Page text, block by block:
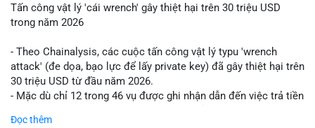
💬 DÒNG CHẢY TIN TỨC & TRUYỀN THÔNG: Tài chính Việt
Bắc', trong khi tin tức quốc tế nhấn mạnh việc Putin ký luật
crypto và sự kiện an ninh như hack Zeus Wallet. Trên Binance
Square, nhiều người chia sẻ chiến lược giao dịch như lệnh
Long $BTW hoặc cập nhật về sự kiện Alpha Trading
Tấn công vật lý 'cái wrench' gây thiệt hại trên 30 triệu USD
trong năm 2026
- Theo Chainalysis, các cuộc tấn công vật lý typu 'wrench
attack' (đe dọa, bạo lực để lấy private key) đã gây thiệt hại trên
30 triệu USD từ đầu năm 2026.
- Mặc dù chỉ 12 trong 46 vụ được ghi nhận dẫn đến việc trả tiền
gồm rò rỉ dữ liệu và đe dọa tới gia đình, bạn bè của người sở
Đọc thêm